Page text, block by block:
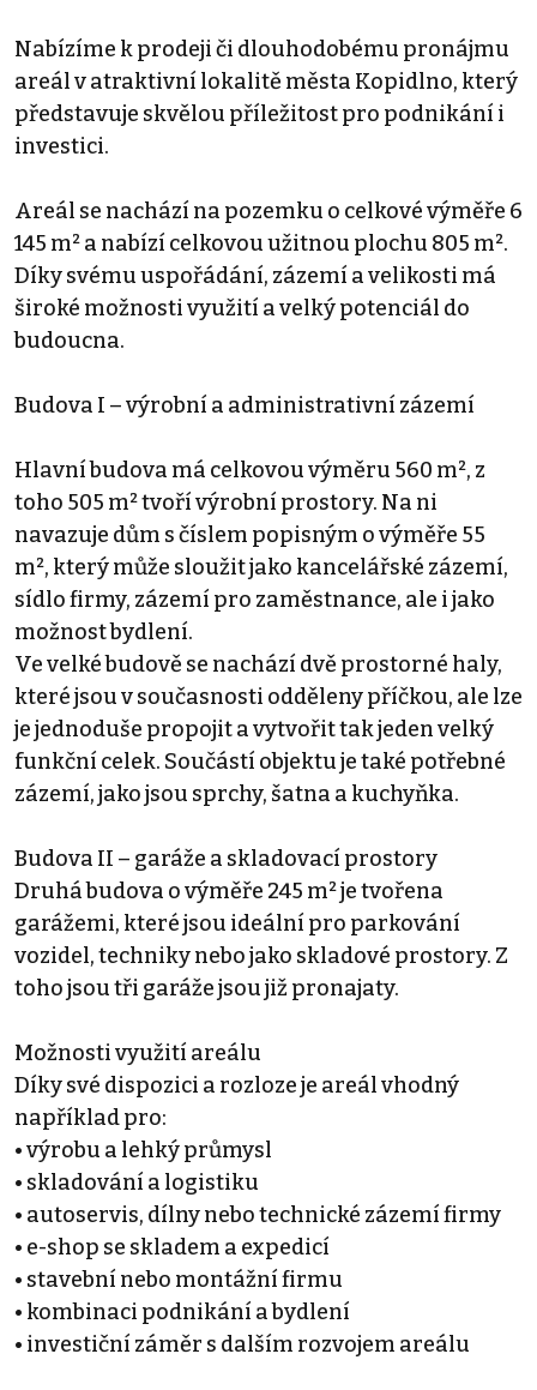
Nabízíme k prodeji či dlouhodobému pronájmu
areál v atraktivní lokalitě města Kopidlno, který
představuje skvělou příležitost pro podnikání i
investici.
Areál se nachází na pozemku o celkové výměře 6
145 m² a nabízí celkovou užitnou plochu 805 m².
Díky svému uspořádání, zázemí a velikosti má
široké možnosti využití a velký potenciál do
budoucna.
Budova I – výrobní a administrativní zázemí
Hlavní budova má celkovou výměru 560 m², z
toho 505 m² tvoří výrobní prostory. Na ni
navazuje dům s číslem popisným o výměře 55
m², který může sloužit jako kancelářské zázemí,
sídlo firmy, zázemí pro zaměstnance, ale i jako
možnost bydlení.
Ve velké budově se nachází dvě prostorné haly,
které jsou v současnosti odděleny příčkou, ale lze
je jednoduše propojit a vytvořit tak jeden velký
funkční celek. Součástí objektu je také potřebné
zázemí, jako jsou sprchy, šatna a kuchyňka.
Budova II – garáže a skladovací prostory
Druhá budova o výměře 245 m² je tvořena
garážemi, které jsou ideální pro parkování
vozidel, techniky nebo jako skladové prostory. Z
toho jsou tři garáže jsou již pronajaty.
Možnosti využití areálu
Díky své dispozici a rozloze je areál vhodný
například pro:
• výrobu a lehký průmysl
• skladování a logistiku
• autoservis, dílny nebo technické zázemí firmy
• e-shop se skladem a expedicí
• stavební nebo montážní firmu
• kombinaci podnikání a bydlení
• investiční záměr s dalším rozvojem areálu